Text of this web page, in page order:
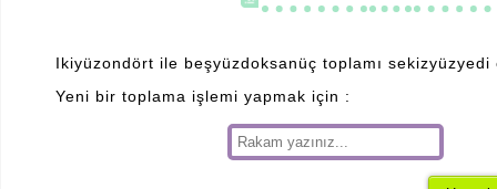
Ikiyüzondört ile beşyüzdoksanüç toplamı sekizyüzyedi
Yeni bir toplama işlemi yapmak için :